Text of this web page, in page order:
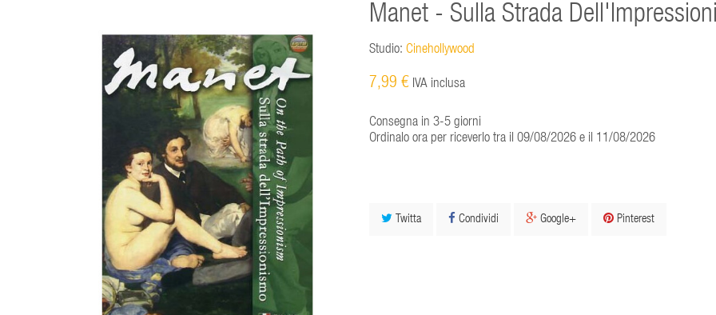
Manet - Sulla Strada
Studio: Cinehollywood
7,99 € IVA inclusa
Consegna in 3-5 giorni
Ordinalo ora per riceverlo tra il 09/08/2026 e il 11/08/2026
Twitta Condividi Google+ Pinterest